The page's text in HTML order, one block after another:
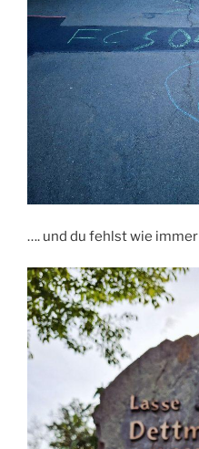
…. und du fehlst wie immer